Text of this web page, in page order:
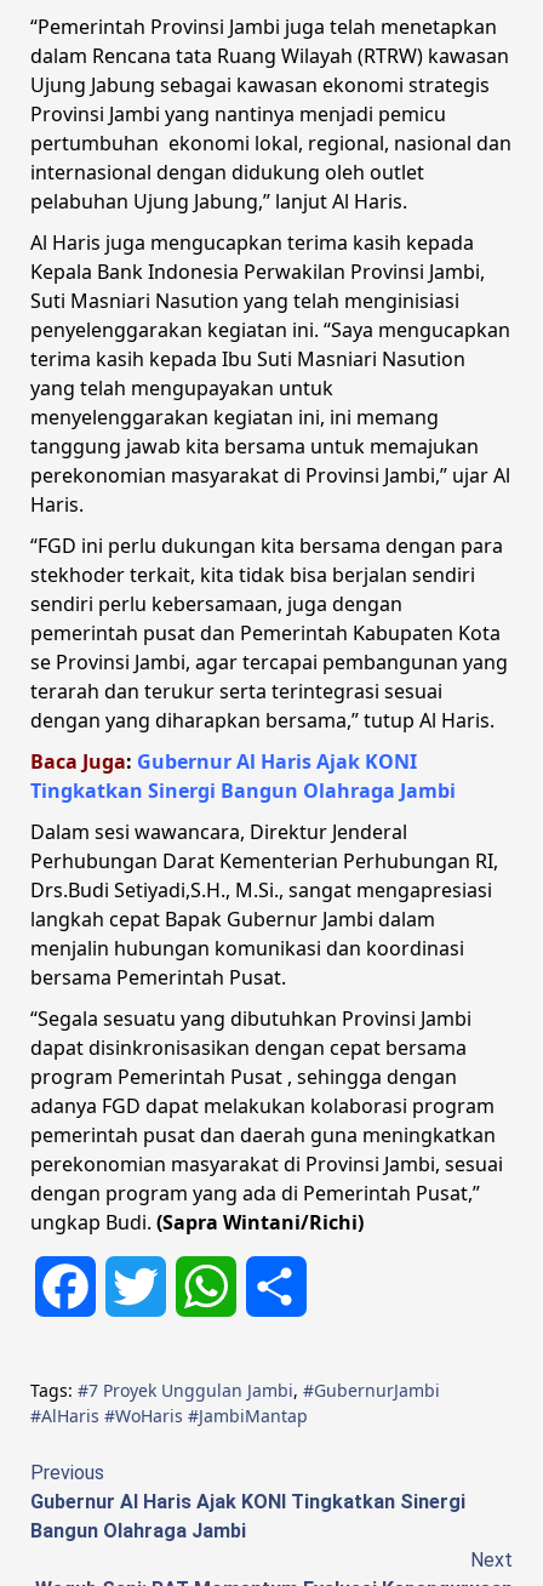
“Pemerintah Provinsi Jambi juga telah menetapkan
dalam Rencana tata Ruang Wilayah (RTRW) kawasan
Ujung Jabung sebagai kawasan ekonomi strategis
Provinsi Jambi yang nantinya menjadi pemicu
pertumbuhan ekonomi lokal, regional, nasional dan
internasional dengan didukung oleh outlet
pelabuhan Ujung Jabung,” lanjut Al Haris.
Al Haris juga mengucapkan terima kasih kepada
Kepala Bank Indonesia Perwakilan Provinsi Jambi,
Suti Masniari Nasution yang telah menginisiasi
penyelenggarakan kegiatan ini. “Saya mengucapkan
terima kasih kepada Ibu Suti Masniari Nasution
yang telah mengupayakan untuk
menyelenggarakan kegiatan ini, ini memang
tanggung jawab kita bersama untuk memajukan
perekonomian masyarakat di Provinsi Jambi,” ujar Al
Haris.
“FGD ini perlu dukungan kita bersama dengan para
stekhoder terkait, kita tidak bisa berjalan sendiri
sendiri perlu kebersamaan, juga dengan
pemerintah pusat dan Pemerintah Kabupaten Kota
se Provinsi Jambi, agar tercapai pembangunan yang
terarah dan terukur serta terintegrasi sesuai
dengan yang diharapkan bersama,” tutup Al Haris.
Baca Juga: Gubernur Al Haris Ajak KONI
Tingkatkan Sinergi Bangun Olahraga Jambi
Dalam sesi wawancara, Direktur Jenderal
Perhubungan Darat Kementerian Perhubungan RI,
Drs.Budi Setiyadi,S.H., M.Si., sangat mengapresiasi
langkah cepat Bapak Gubernur Jambi dalam
menjalin hubungan komunikasi dan koordinasi
bersama Pemerintah Pusat.
“Segala sesuatu yang dibutuhkan Provinsi Jambi
dapat disinkronisasikan dengan cepat bersama
program Pemerintah Pusat , sehingga dengan
adanya FGD dapat melakukan kolaborasi program
pemerintah pusat dan daerah guna meningkatkan
perekonomian masyarakat di Provinsi Jambi, sesuai
dengan program yang ada di Pemerintah Pusat,”
ungkap Budi. (Sapra Wintani/Richi)
Facebook Twitter WhatsApp
Tags: #7 Proyek Unggulan Jambi, #GubernurJambi
#AlHaris #WoHaris #JambiMantap
Continue
Reading
Previous
Gubernur Al Haris Ajak KONI Tingkatkan Sinergi
Bangun Olahraga Jambi
Next